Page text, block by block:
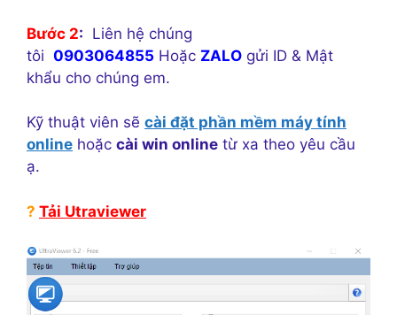
Bước 2: Liên hệ chúng
tôi 0903064855 Hoặc ZALO gửi ID & Mật
khẩu cho chúng em.
Kỹ thuật viên sẽ cài đặt phần mềm máy tính
online hoặc cài win online từ xa theo yêu cầu
ạ.
? Tải Utraviewer